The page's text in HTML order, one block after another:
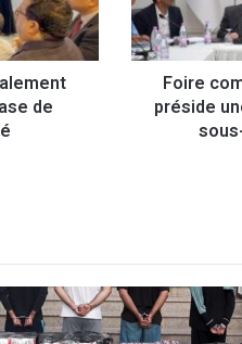
de
o
m
m
n
t
r
a
Foire
préside